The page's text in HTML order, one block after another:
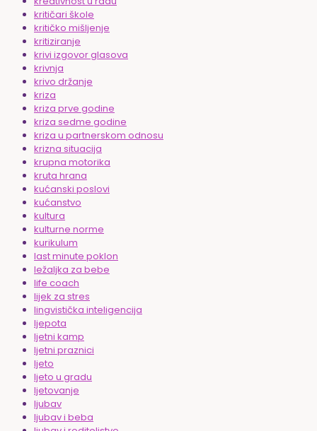
kritičari škole
kritičko mišljenje
kritiziranje
krivi izgovor glasova
krivnja
krivo držanje
kriza
kriza prve godine
kriza sedme godine
kriza u partnerskom odnosu
krizna situacija
krupna motorika
kruta hrana
kućanski poslovi
kućanstvo
kultura
kulturne norme
kurikulum
last minute poklon
ležaljka za bebe
life coach
lijek za stres
lingvistička inteligencija
ljepota
ljetni kamp
ljetni praznici
ljeto
ljeto u gradu
ljetovanje
ljubav
ljubav i beba